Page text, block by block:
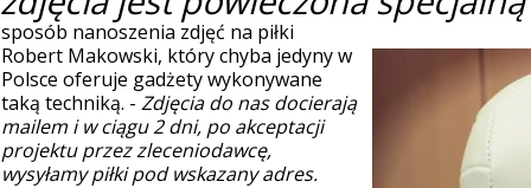
sposób nanoszenia zdjęć na piłki
Robert Makowski, który chyba jedyny w
Polsce oferuje gadżety wykonywane
taką techniką. - Zdjęcia do nas docierają
mailem i w ciągu 2 dni, po akceptacji
projektu przez zleceniodawcę,
wysyłamy piłki pod wskazany adres.